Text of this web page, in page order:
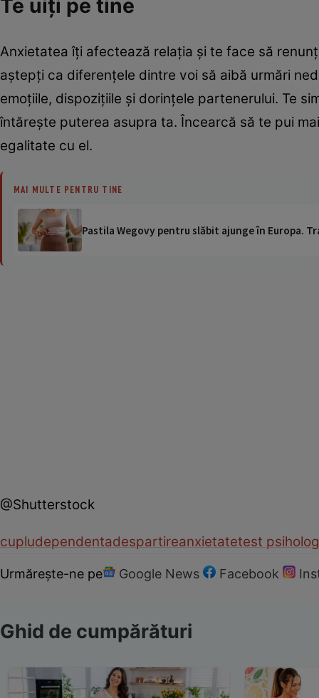
Te uiţi pe tine
Anxietatea îţi afectează relaţia şi te face să
aştepţi ca diferenţele dintre voi să aibă urmări
emoţiile, dispoziţiile şi dorinţele partenerului. Te
întăreşte puterea asupra ta. Încearcă să te pui
egalitate cu el.
MAI MULTE PENTRU TINE
Pastila Wegovy pentru slăbit ajunge în Europa.
@Shutterstock
cupludependentadespartireanxietatetest
Urmărește-ne pe Google News Facebook
Ghid de cumpărături